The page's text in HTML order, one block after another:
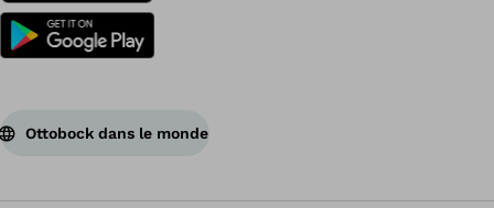
Ottobock dans le monde